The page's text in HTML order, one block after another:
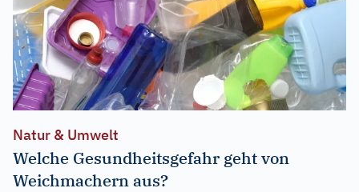
Natur & Umwelt
Welche Gesundheitsgefahr geht von
Weichmachern aus?